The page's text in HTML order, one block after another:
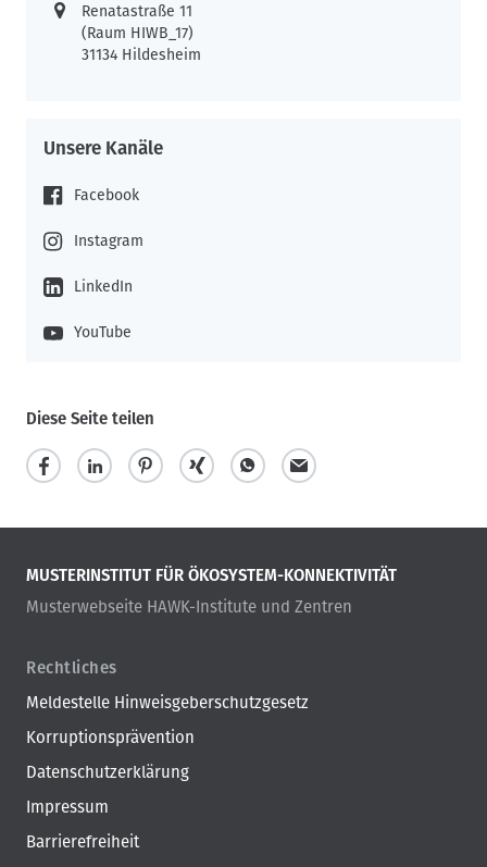
Renatastraße 11
(Raum HIWB_17)
31134 Hildesheim
Unsere Kanäle
Facebook
Instagram
LinkedIn
YouTube
Diese Seite teilen
MUSTERINSTITUT FÜR ÖKOSYSTEM-KONNEKTIVITÄT
Musterwebseite HAWK-Institute und Zentren
Rechtliches
Meldestelle Hinweisgeberschutzgesetz
Korruptionsprävention
Datenschutzerklärung
Impressum
Barrierefreiheit